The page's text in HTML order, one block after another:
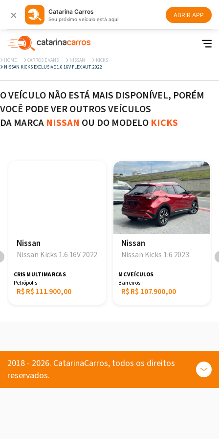
× Catarina Carros
Seu próximo veículo está aqui!
ABRIR APP
HOME CARROS E VANS NISSAN
KICKS
NISSAN KICKS EXCLUSIVE 1.6 16V FLEX AUT. 2022
O VEÍCULO NÃO ESTÁ MAIS DISPONÍVEL, PORÉM
VOCÊ PODE VER OUTROS VEÍCULOS
DA MARCA NISSAN OU DO MODELO KICKS
Nissan
Nissan Kicks 1.6 16V 2022
R$R$ 111.900,00
CRIS MULTIMARCAS
Petrópolis -
Nissan
Nissan Kicks 1.6 2023
R$R$ 107.900,00
MC VEÍCULOS
Barreiros -
2018 - 2026. CatarinaCarros, todos os direitos
reservados.